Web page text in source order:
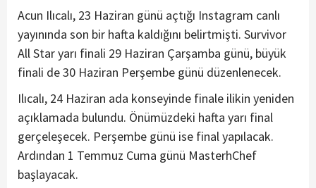
Acun Ilıcalı, 23 Haziran günü açtığı Instagram canlı
yayınında son bir hafta kaldığını belirtmişti. Survivor
All Star yarı finali 29 Haziran Çarşamba günü, büyük
finali de 30 Haziran Perşembe günü düzenlenecek.
Ilıcalı, 24 Haziran ada konseyinde finale ilikin yeniden
açıklamada bulundu. Önümüzdeki hafta yarı final
gerçeleşecek. Perşembe günü ise final yapılacak.
Ardından 1 Temmuz Cuma günü MasterhChef
başlayacak.